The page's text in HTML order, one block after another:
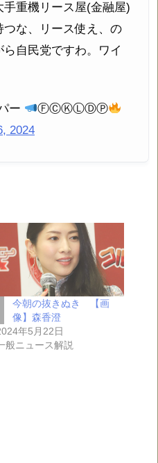
重機リース屋(金融屋)
な、リース使え、の
自民党ですわ。ワイ
ー
ⒻⒸⓀⓁⒹⓅ
2024
今朝の抜きぬき 【画
像】森香澄
年5月22日
般ニュース解説